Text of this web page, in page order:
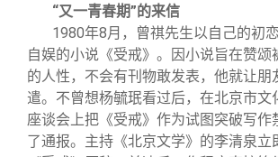
“又一青春期”的来信
1980年8月，曾祺先生以自己的初
自娱的小说《受戒》。因小说旨在赞颂
的人性，不会有刊物敢发表，他就让朋
遣。不曾想杨毓珉看过后，在北京市文
座谈会上把《受戒》作为试图突破写作
了通报。主持《北京文学》的李清泉立